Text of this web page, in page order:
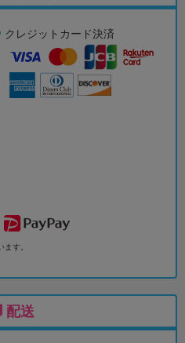
クレジットカード決済
す。
配送